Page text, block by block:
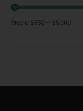
Precio: $350 — $5,000